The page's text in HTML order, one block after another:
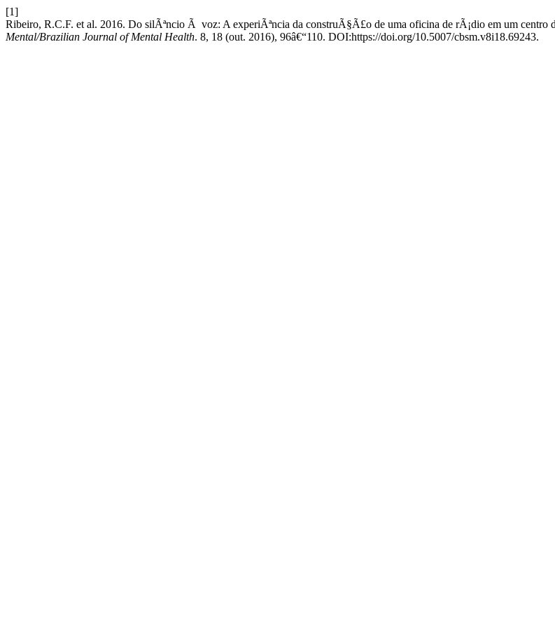
[1]
Ribeiro, R.C.F. et al. 2016. Do silÃªncio Ã voz: A experiÃªncia da construÃ§Ã£o de uma oficina de rÃ¡dio em um
Mental/Brazilian Journal of Mental Health. 8, 18 (out. 2016), 96â€“110. DOI:https://doi.org/10.5007/cbsm.v8i18.69243.